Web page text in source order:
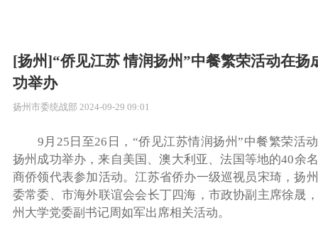
[扬州]“侨见江苏 情润扬州”中餐繁荣活动在扬
功举办
扬州市委统战部 2024-09-29 09:01
9月25日至26日，“侨见江苏情润扬州”中餐繁荣活
扬州成功举办，来自美国、澳大利亚、法国等地的40余
商侨领代表参加活动。江苏省侨办一级巡视员宋琦，扬
委常委、市海外联谊会会长丁四海，市政协副主席徐晟
州大学党委副书记周如军出席相关活动。